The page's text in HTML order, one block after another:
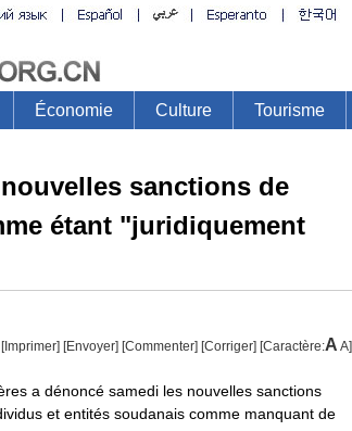
sanctions de
étant "juridiquement
[Imprimer] [Envoyer] [Commenter] [Corriger] [Caractère:A A]
a dénoncé samedi les nouvelles sanctions
et entités soudanais comme manquant de